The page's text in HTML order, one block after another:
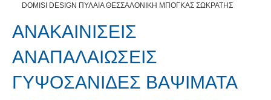
DOMISI DESIGN ΠΥΛΑΙΑ ΘΕΣΣΑΛΟΝΙΚΗ ΜΠΟΓΚΑΣ ΣΩΚΡΑΤΗΣ
ΑΝΑΚΑΙΝΙΣΕΙΣ
ΑΝΑΠΑΛΑΙΩΣΕΙΣ
ΓΥΨΟΣΑΝΙΔΕΣ ΒΑΨΙΜΑΤΑ